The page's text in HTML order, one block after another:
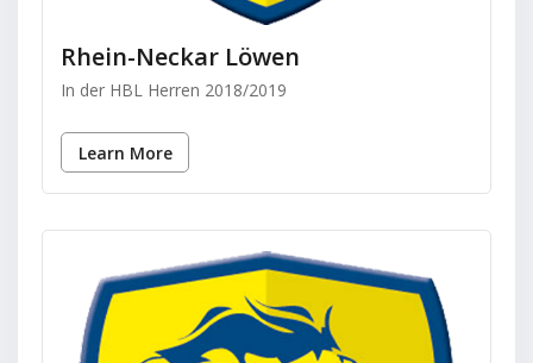
Rhein-Neckar Löwen
In der HBL Herren 2018/2019
Learn More